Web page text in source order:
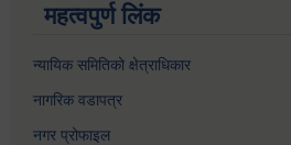
महत्वपुर्ण लिंक
न्यायिक समितिको क्षेत्राधिकार
नागरिक वडापत्र
नगर प्रोफाइल